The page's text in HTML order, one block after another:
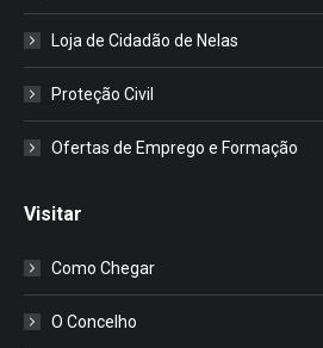
Loja de Cidadão de Nelas
Proteção Civil
Ofertas de Emprego e Formação
Visitar
Como Chegar
O Concelho